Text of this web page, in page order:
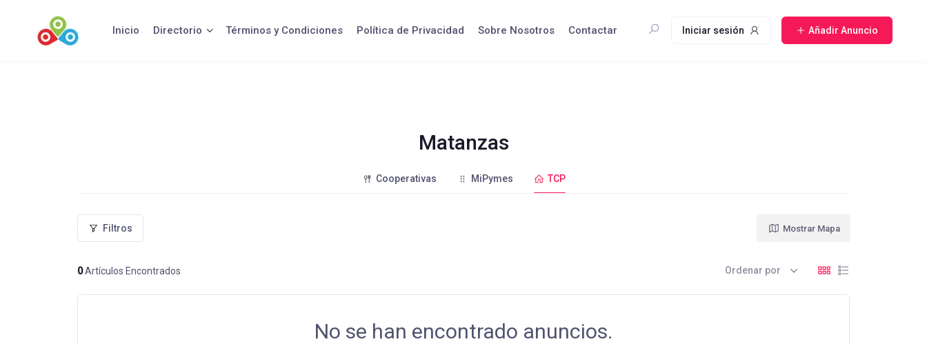
contenido
Inicio Directorio Términos y Condiciones Política de Privacidad Sobre Nosotros Contactar Iniciar sesión Añadir Anuncio
Matanzas
Cooperativas MiPymes TCP
Filtros
0Artículos Encontrados
Mostrar Mapa
Ordenar por
No se han encontrado anuncios.